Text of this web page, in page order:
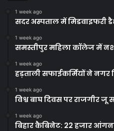
1 week ago
सदर अस्पताल में मिडवाइफरी
1 week ago
समस्तीपुर महिला कॉलेज में
1 week ago
हड़ताली सफाईकर्मियों ने नगर
1 week ago
विश्व बाघ दिवस पर राजगीर
1 week ago
बिहार कैबिनेट: 22 हजार